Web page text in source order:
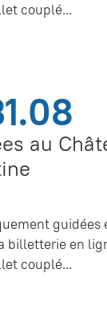
couplé...
au
guidées
billetterie en
couplé...